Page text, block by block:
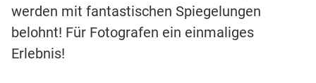
werden mit fantastischen Spiegelungen
belohnt! Für Fotografen ein einmaliges
Erlebnis!